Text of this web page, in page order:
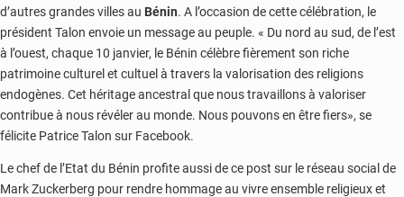
d’autres grandes villes au Bénin. A l’occasion de cette célébration, le
président Talon envoie un message au peuple. « Du nord au sud, de l’est
à l’ouest, chaque 10 janvier, le Bénin célèbre fièrement son riche
patrimoine culturel et cultuel à travers la valorisation des religions
endogènes. Cet héritage ancestral que nous travaillons à valoriser
contribue à nous révéler au monde. Nous pouvons en être fiers», se
félicite Patrice Talon sur Facebook.
Le chef de l’Etat du Bénin profite aussi de ce post sur le réseau social de
Mark Zuckerberg pour rendre hommage au vivre ensemble religieux et